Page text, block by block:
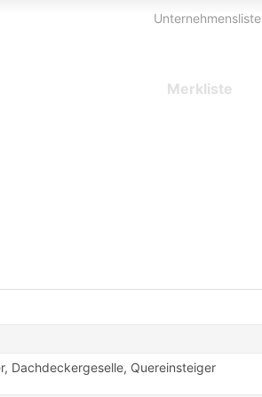
Unternehmensliste
Merkliste
, Dachdeckergeselle, Quereinsteiger